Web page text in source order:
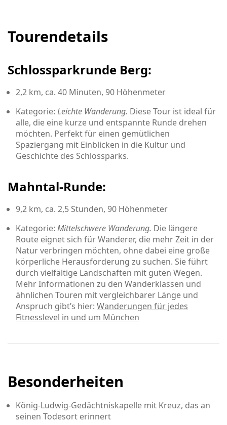
Tourendetails
Schlossparkrunde Berg:
2,2 km, ca. 40 Minuten, 90 Höhenmeter
Kategorie: Leichte Wanderung. Diese Tour ist ideal für
alle, die eine kurze und entspannte Runde drehen
möchten. Perfekt für einen gemütlichen
Spaziergang mit Einblicken in die Kultur und
Geschichte des Schlossparks.
Mahntal-Runde:
9,2 km, ca. 2,5 Stunden, 90 Höhenmeter
Kategorie: Mittelschwere Wanderung. Die längere
Route eignet sich für Wanderer, die mehr Zeit in der
Natur verbringen möchten, ohne dabei eine große
körperliche Herausforderung zu suchen. Sie führt
durch vielfältige Landschaften mit guten Wegen.
Mehr Informationen zu den Wanderklassen und
ähnlichen Touren mit vergleichbarer Länge und
Anspruch gibt’s hier: Wanderungen für jedes
Fitnesslevel in und um München
Besonderheiten
König-Ludwig-Gedächtniskapelle mit Kreuz, das an
seinen Todesort erinnert